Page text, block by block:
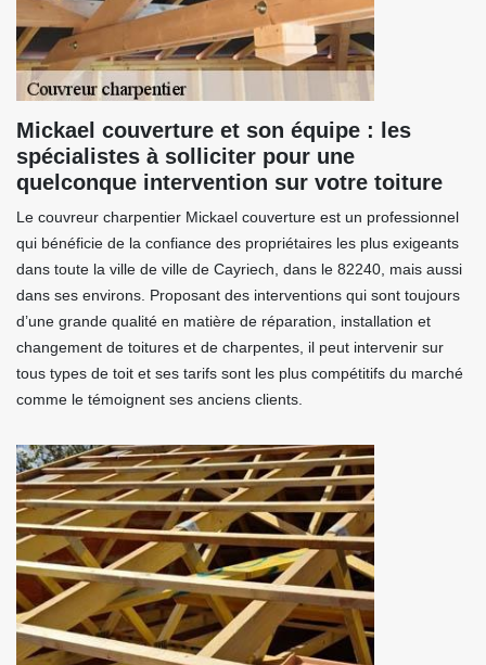
Mickael couverture et son équipe : les
spécialistes à solliciter pour une
quelconque intervention sur votre toiture
Le couvreur charpentier Mickael couverture est un professionnel
qui bénéficie de la confiance des propriétaires les plus exigeants
dans toute la ville de ville de Cayriech, dans le 82240, mais aussi
dans ses environs. Proposant des interventions qui sont toujours
d’une grande qualité en matière de réparation, installation et
changement de toitures et de charpentes, il peut intervenir sur
tous types de toit et ses tarifs sont les plus compétitifs du marché
comme le témoignent ses anciens clients.